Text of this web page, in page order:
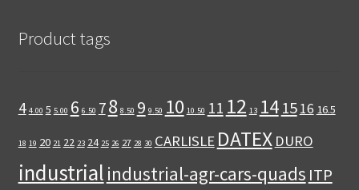
Product tags
4 4.00 5 5.00 6 6.50 78 8.50 9 9.50 10 10.50 11 12 13 14 1516 16.5
18 19 20 21 22 23 24 25 26 27 28 30 CARLISLE DATEX DURO
industrial industrial-agr-cars-quads ITP